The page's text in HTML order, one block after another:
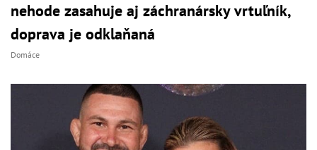
nehode zasahuje aj záchranársky vrtuľník,
doprava je odklaňaná
Domáce